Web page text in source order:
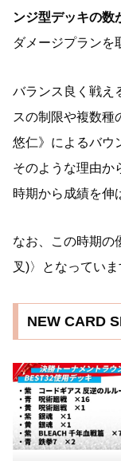
ンジ型デッキの数
ダメージプランを
バランス良く戦え
スの制限や複数種
悠仁》によるバウ
そのような理由か
時期から成績を伸
なお、この時期の
叉)〉となっていま
NEW CARD